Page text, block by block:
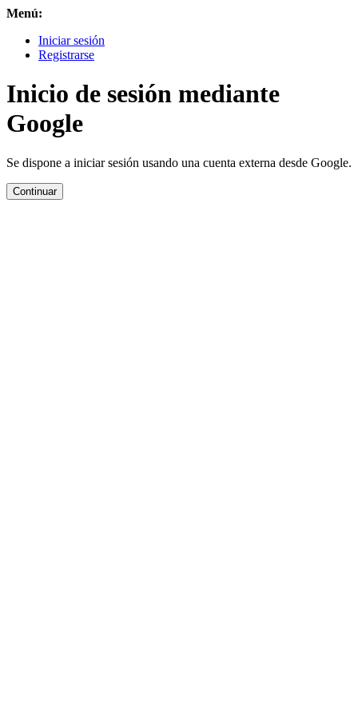
Menú:
Iniciar sesión
Registrarse
Inicio de sesión mediante
Google
Se dispone a iniciar sesión usando una cuenta externa desde Google.
Continuar